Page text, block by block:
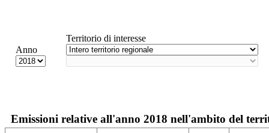
Anno
Territorio di interesse
Emissioni relative all'anno 2018 nell'ambito del